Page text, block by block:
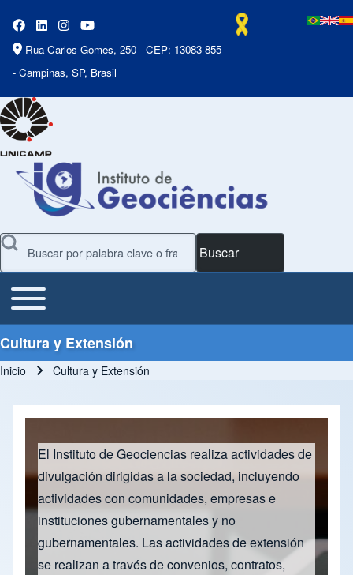
Rua Carlos Gomes, 250 - CEP: 13083-855
- Campinas, SP, Brasil
Buscar
Main Menu
Toggle main menu
Cultura y Extensión
Inicio Cultura y Extensión
El Instituto de Geociencias realiza actividades de
divulgación dirigidas a la sociedad, incluyendo
actividades con comunidades, empresas e
instituciones gubernamentales y no
gubernamentales. Las actividades de extensión
se realizan a través de convenios, contratos,